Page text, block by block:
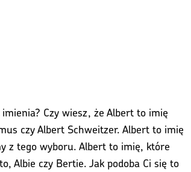
Czy wiesz, że Albert to imię
czy Albert Schweitzer. Albert to imię
z tego wyboru. Albert to imię, które
Albie czy Bertie. Jak podoba Ci się to